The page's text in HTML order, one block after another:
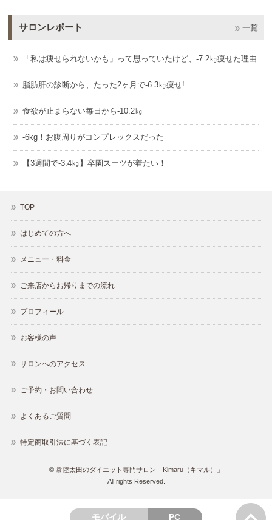
サロンレポート 一覧
「私は痩せられないかも」って思っていたけど、-7.2㎏痩せた理由
脂肪肝の診断から、たった2ヶ月で-6.3㎏痩せ!
食欲が止まらない毎日から-10.2㎏
-6kg！お腹周りがコンプレックスだった
【3週間で-3.4㎏】卒園スーツが着たい！
TOP
はじめての方へ
メニュー・料金
ご来店からお帰りまでの流れ
プロフィール
お客様の声
サロンへのアクセス
ご予約・お問い合わせ
よくあるご質問
特定商取引法に基づく表記
© 常陸太田のダイエット専門サロン「Kimaru（キマル）」
All rights Reserved.
モバイル PC